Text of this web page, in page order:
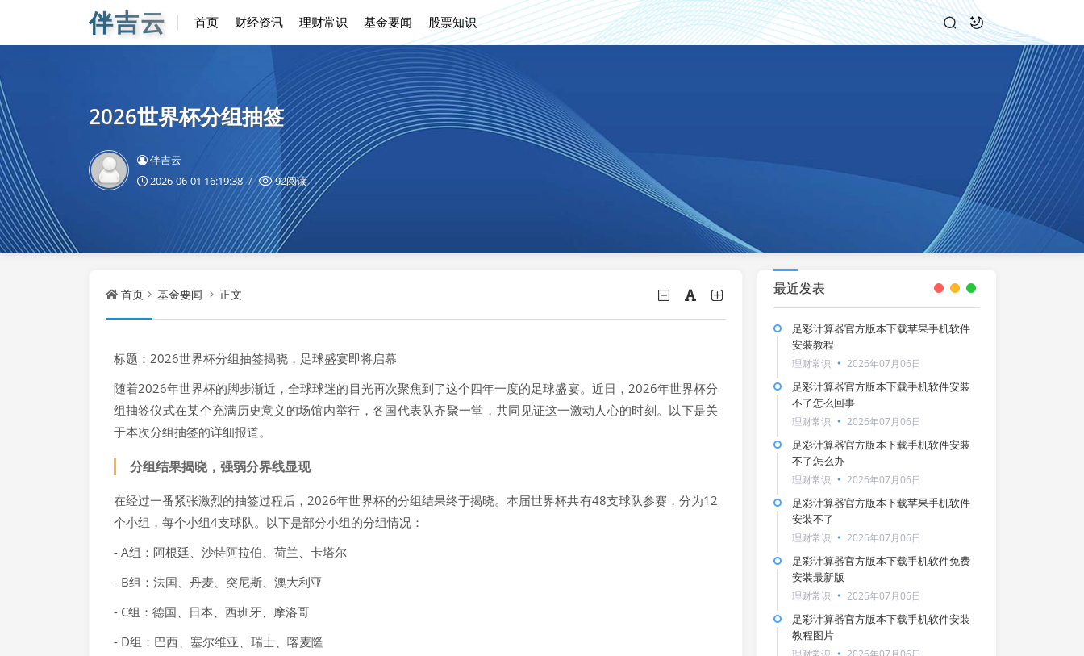
伴吉云 首页 财经资讯 理财常识 基金要闻 股票知识
2026世界杯分组抽签
伴吉云
2026-06-01 16:19:38
92阅读
首页 基金要闻 正文
标题：2026世界杯分组抽签揭晓，足球盛宴即将启幕
随着2026年世界杯的脚步渐近，全球球迷的目光再次聚焦到了这个四年一度的足球盛宴。近日，2026年世界杯分
组抽签仪式在某个充满历史意义的场馆内举行，各国代表队齐聚一堂，共同见证这一激动人心的时刻。以下是关
于本次分组抽签的详细报道。
分组结果揭晓，强弱分界线显现
在经过一番紧张激烈的抽签过程后，2026年世界杯的分组结果终于揭晓。本届世界杯共有48支球队参赛，分为12
个小组，每个小组4支球队。以下是部分小组的分组情况：
- A组：阿根廷、沙特阿拉伯、荷兰、卡塔尔
- B组：法国、丹麦、突尼斯、澳大利亚
- C组：德国、日本、西班牙、摩洛哥
- D组：巴西、塞尔维亚、瑞士、喀麦隆
最近发表
足彩计算器官方版本下载苹果手机软件
安装教程
理财常识 2026年07月06日
足彩计算器官方版本下载手机软件安装
不了怎么回事
理财常识 2026年07月06日
足彩计算器官方版本下载手机软件安装
不了怎么办
理财常识 2026年07月06日
足彩计算器官方版本下载苹果手机软件
安装不了
理财常识 2026年07月06日
足彩计算器官方版本下载手机软件免费
安装最新版
理财常识 2026年07月06日
足彩计算器官方版本下载手机软件安装
教程图片